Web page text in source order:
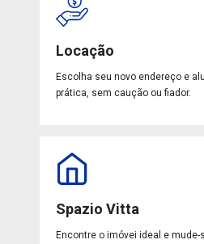
Locação
Escolha seu novo endereço e
prática, sem caução ou fiador.
Spazio Vitta
Encontre o imóvei ideal e